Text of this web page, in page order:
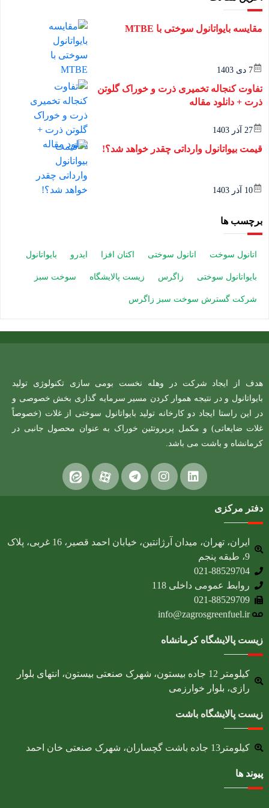
مقایسه بایواتانول سوختی با MTBE
7 دی 1403
تفاوت کنجاله تخمیری ذرت و خوراک گلوتن
ذرت + دانلود مقاله
27 آذر 1403
قیمت بیواتانول وارداتی چقدر خواهد شد؟!
10 آذر 1403
برچسب ها
اتانول سوخت اتانول سوختی اکتان افزا ایدرو بایواتانول
بایواتانول سوختی زاگرس زیست پالایشگاه سوخت سبز
شرکت گسترش سوخت سبز زاگرس
هدف از ایجاد شرکت در وهله نخست بومی سازی تکنولوژی تولید
بایواتانول و در نتیجه هموار کردن مسیر سرمایه گذاری بخش خصوصی و
در این راستا ایجاد دو کارخانه تولید بایواتانول سوختی از غلات (خصوصاً
غلات ضایعاتی) و مکمل پرپروتئین خوراک به عنوان محصول جانبی در
کرمانشاه و باشت می باشد.
دفتر مرکزی
ایران، تهران، میدان آرژانتین، خیابان احمد قصیر، 16 غربی، پلاک
9، طبقه پنجم
021-88529704
روابط عمومی داخلی 118
021-88529709
info@zagrosgreenfuel.ir​
زیست پالایشگاه کرمانشاه
کیلومتر 12 جاده بیستون، شهرک صنعتی بیستون، انتهای بلوار
رازی، بلوار خوارزمی
زیست پالایشگاه باشت
کیلومتر13 جاده باشت گچساران، شهرک صنعتی خان احمد
پیوند ها